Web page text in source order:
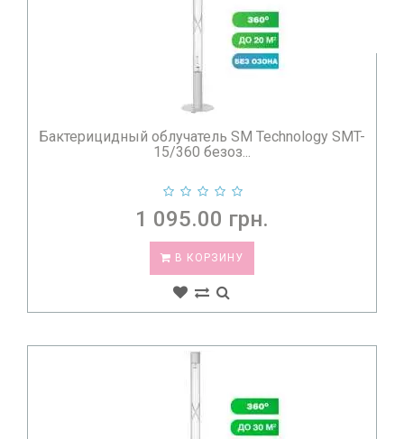
При использовании кварцевой лампы необходимо
беречь глаза, поскольку можно получить ожог
сетчатки. Для этого существуют специальные очки,
которые также можно приобрести в нашем магазине.
бактерицидных облучателей, максимальный пик
бактерицидности которых приходится на длину волны,
равной 253,7 мн. Очки необходимо одевать при
Кварцевая лампа должна применяться строго по
Время использования следует ограничивать
рекомендациями, указанными в инструкции к прибору
При использовании в облучателях ламп, сделанных из
кварцевого стекла, после процедуры кварцевания
обязательно проветрить помещение из-за большого
фактором для здоровья
лампы с доставкой по Украине, по лучшей цене.
Покупайте качественные приборы и будьте здоровы!
Бактерицидный облучатель SM Technology SMT-
15/360 безоз...
1 095.00 грн.
В КОРЗИНУ